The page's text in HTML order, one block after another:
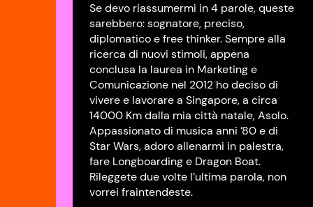
Se devo riassumermi in 4 parole, queste
sarebbero: sognatore, preciso,
diplomatico e free thinker. Sempre alla
ricerca di nuovi stimoli, appena
conclusa la laurea in Marketing e
Comunicazione nel 2012 ho deciso di
vivere e lavorare a Singapore, a circa
14000 Km dalla mia città natale, Asolo.
Appassionato di musica anni ’80 e di
Star Wars, adoro allenarmi in palestra,
fare Longboarding e Dragon Boat.
Rileggete due volte l’ultima parola, non
vorrei fraintendeste.